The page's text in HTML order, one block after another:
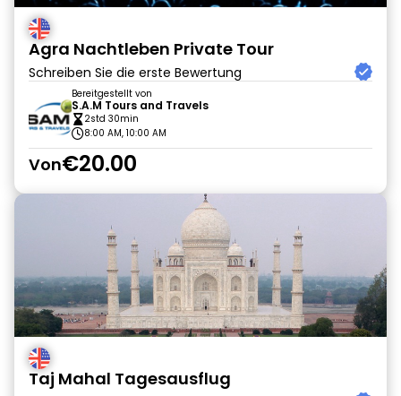
Agra Nachtleben Private Tour
Schreiben Sie die erste Bewertung
Bereitgestellt von
S.A.M Tours and Travels
2std 30min
8:00 AM, 10:00 AM
Von€20.00
Taj Mahal Tagesausflug